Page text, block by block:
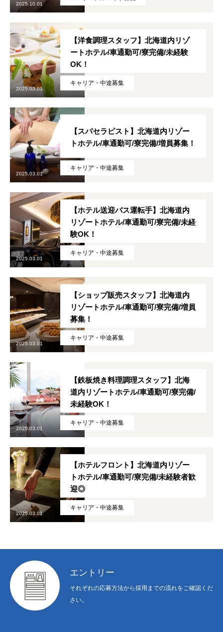
HOME
会社概要 COMPANY
募集要項
職種紹介
よくある質問 FAQ
2025.10.01
キャリア・中途募集
【洋食調理スタッフ】北海道内リゾ
ートホテル/車通勤可/寮完備/未経験
OK！
2025.03.01
キャリア・中途募集
【スパセラピスト】北海道内リゾー
トホテル/車通勤可/寮完備/増員募集！
2025.03.01
キャリア・中途募集
【ホテル送迎バス運転手】北海道内
リゾートホテル/車通勤可/寮完備/未経
験OK！
2025.03.01
キャリア・中途募集
【ショップ販売スタッフ】北海道内
リゾートホテル/車通勤可/寮完備/増員
募集！
2025.03.01
キャリア・中途募集
【鉄板焼き料理調理スタッフ】北海
道内リゾートホテル/車通勤可/寮完備/
未経験OK！
2025.03.01
キャリア・中途募集
【ホテルフロント】北海道内リゾー
トホテル/車通勤可/寮完備/未経験者歓
迎◎
2025.03.01
エントリー
それぞれの応募方法から採用までの流れをご確認くだ
さい。